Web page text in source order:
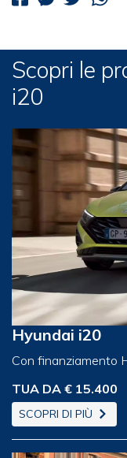
Scopri le
i20
Hyundai i20
Con finanziamento
TUA DA € 15.400
SCOPRI DI PIÙ